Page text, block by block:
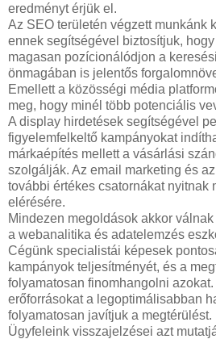
eredményt érjük el.
Az SEO területén végzett munkánk
ennek segítségével biztosítjuk,
magasan pozícionálódjon a
önmagában is jelentős
Emellett a közösségi média
meg, hogy minél több potenciális
A display hirdetések segítségével
figyelemfelkeltő kampányokat
márkaépítés mellett a vásárlási
szolgálják. Az email marketing és
további értékes csatornákat nyitnak
elérésére.
Mindezen megoldások akkor
a webanalitika és adatelemzés
Cégünk specialistái képesek
kampányok teljesítményét, és a
folyamatosan finomhangolni
erőforrásokat a legoptimálisabban
folyamatosan javítjuk a megtérülést.
Ügyfeleink visszajelzései azt